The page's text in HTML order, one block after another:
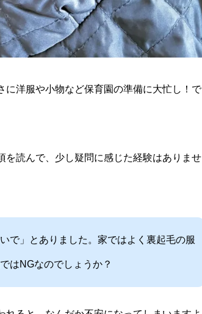
に洋服や小物など保育園の準備に大忙し！で
を読んで、少し疑問に感じた経験はありませ
で」とありました。家ではよく裏起毛の服
はNGなのでしょうか？